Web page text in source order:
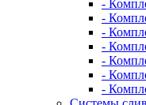
-
-
-
-
-
-
-